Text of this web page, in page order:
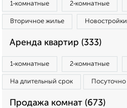
1‑комнатные 2‑комнатные
Вторичное жилье Новостройки
Аренда квартир (333)
1‑комнатные 2‑комнатные
На длительный срок Посуточно
Продажа комнат (673)